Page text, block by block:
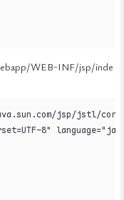
WEB-INF/jsp/inde
jsp/jstl/core"